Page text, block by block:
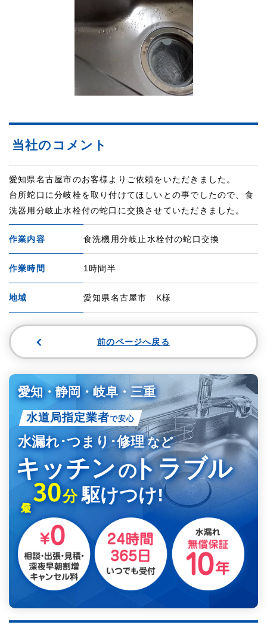
当社のコメント
愛知県名古屋市のお客様よりご依頼をいただきました。
台所蛇口に分岐栓を取り付けてほしいとの事でしたので、食
洗器用分岐止水栓付の蛇口に交換させていただきました。
作業内容 食洗機用分岐止水栓付の蛇口交換
作業時間 1時間半
地域 愛知県名古屋市 K様
前のページへ戻る
愛知・静岡・岐阜・三重
水道局指定業者で安心
水漏れ･つまり･修理など
キッチンのトラブル
30分 駆けつけ!